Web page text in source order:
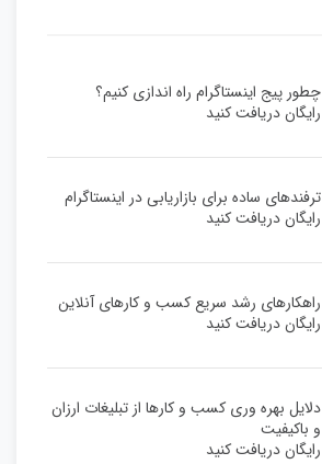
چطور پیج اینستاگرام راه اندازی کنیم؟
رایگان دریافت کنید
ترفندهای ساده برای بازاریابی در اینستاگرام
رایگان دریافت کنید
راهکارهای رشد سریع کسب و کارهای آنلاین
رایگان دریافت کنید
دلایل بهره وری کسب و کارها از تبلیغات ارزان
و باکیفیت
رایگان دریافت کنید